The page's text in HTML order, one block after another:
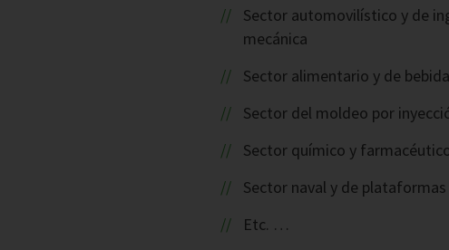
Sector automovilístico y de
mecánica
Sector alimentario y de
Sector del moldeo por
Sector químico y
Sector naval y de
Etc. …